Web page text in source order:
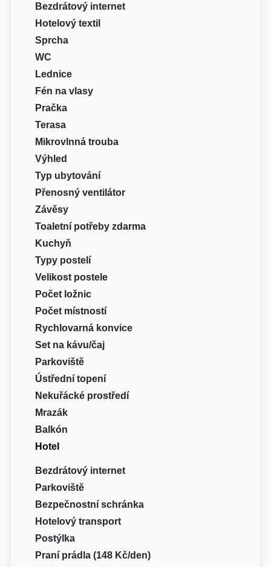
Bezdrátový internet
Hotelový textil
Sprcha
WC
Lednice
Fén na vlasy
Pračka
Terasa
Mikrovlnná trouba
Výhled
Typ ubytování
Přenosný ventilátor
Závěsy
Toaletní potřeby zdarma
Kuchyň
Typy postelí
Velikost postele
Počet ložnic
Počet místností
Rychlovarná konvice
Set na kávu/čaj
Parkoviště
Ústřední topení
Nekuřácké prostředí
Mrazák
Balkón
Hotel
Bezdrátový internet
Parkoviště
Bezpečnostní schránka
Hotelový transport
Postýlka
Praní prádla (148 Kč/den)